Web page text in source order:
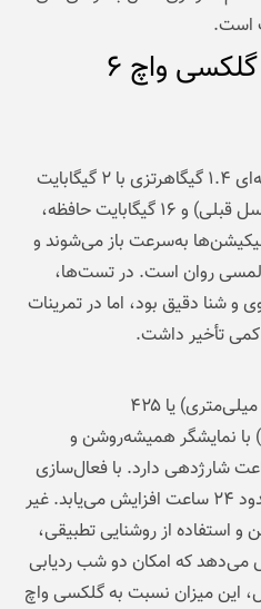
است.
عملکرد و عمر باتری گلکسی واچ ۶
پردازنده Exynos W930 دوهسته‌ای ۱.۴ گیگاهرتزی با ۲ گیگابایت
رم (افزایش از ۱.۵ گیگابایت در نسل قبلی) و ۱۶ گیگابایت حافظه،
به‌سرعت باز می‌شوند و
روان است. در تست‌ها،
و شنا دقیق بود، اما در تمرینات
کمی تأخیر داشت.
باتری ۳۰۰ میلی‌آمپرساعتی (۴۳ میلی‌متری) یا ۴۲۵
میلی‌متری) با نمایشگر همیشه‌روشن و
۲۰۰۰ نیت، حدود ۲۲ ساعت شارژدهی دارد. با فعال‌سازی
روشنایی تطبیقی، این زمان به حدود ۲۴ ساعت افزایش می‌یابد. غیر
استفاده از روشنایی تطبیقی،
ساعت افزایش می‌دهد که امکان دو شب ردیابی
این میزان نسبت به گلکسی واچ